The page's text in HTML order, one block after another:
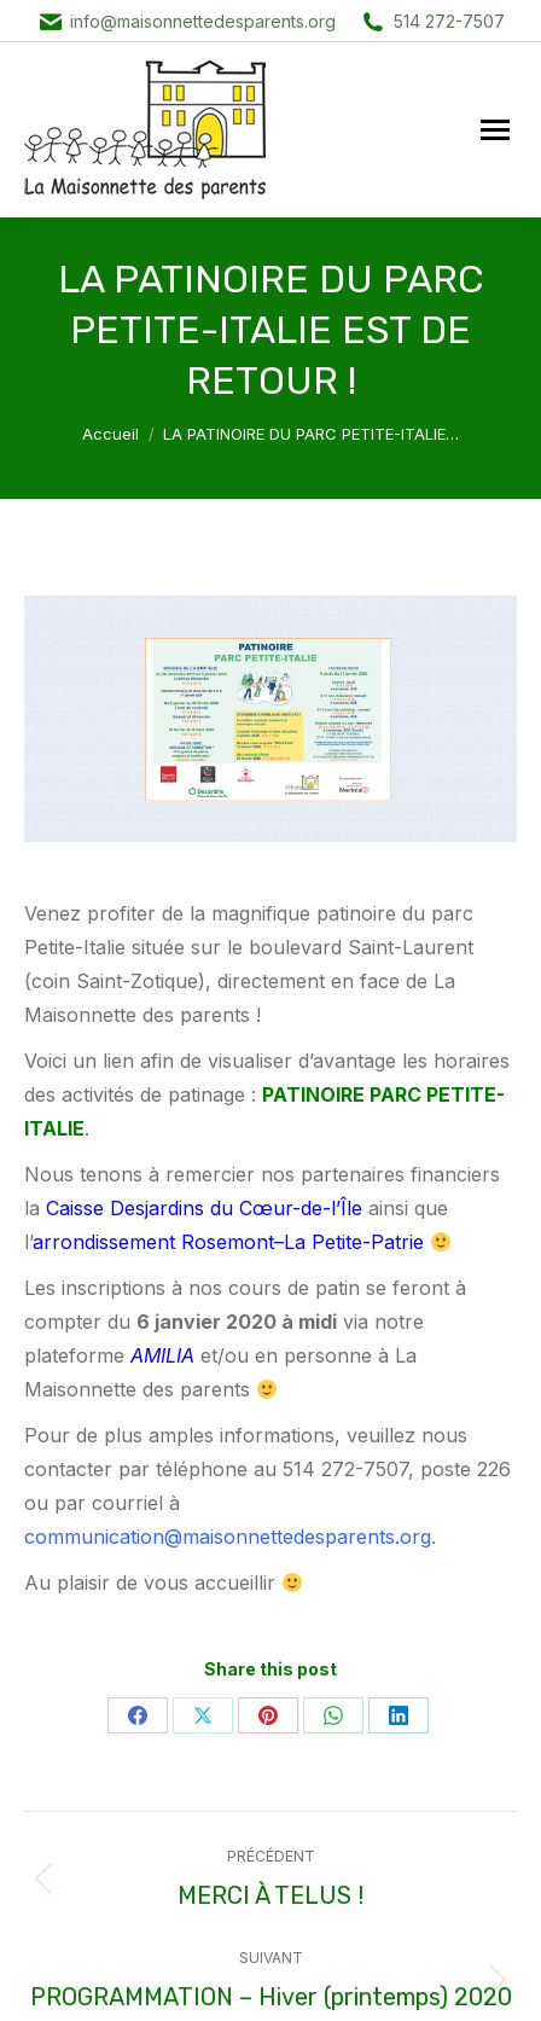
info@maisonnettedesparents.org 514 272-7507
LA PATINOIRE DU PARC
PETITE-ITALIE EST DE
RETOUR !
Vous êtes ici :
Accueil LA PATINOIRE DU PARC PETITE-ITALIE…
Venez profiter de la magnifique patinoire du parc
Petite-Italie située sur le boulevard Saint-Laurent
(coin Saint-Zotique), directement en face de La
Maisonnette des parents !
Voici un lien afin de visualiser d’avantage les horaires
des activités de patinage : PATINOIRE PARC PETITE-
ITALIE.
Nous tenons à remercier nos partenaires financiers
la Caisse Desjardins du Cœur-de-l’Île ainsi que
l’arrondissement Rosemont–La Petite-Patrie
Les inscriptions à nos cours de patin se feront à
compter du 6 janvier 2020 à midi via notre
plateformeAMILIA et/ou en personne à La
Maisonnette des parents
Pour de plus amples informations, veuillez nous
contacter par téléphone au 514 272-7507, poste 226
ou par courriel à
communication@maisonnettedesparents.org.
Au plaisir de vous accueillir
Share this post
PartagerPartagerPartagerPartagerPartager
article
PRÉCÉDENT
Article
:
MERCI À TELUS !
SUIVANT
Article
PROGRAMMATION – Hiver (printemps) 2020